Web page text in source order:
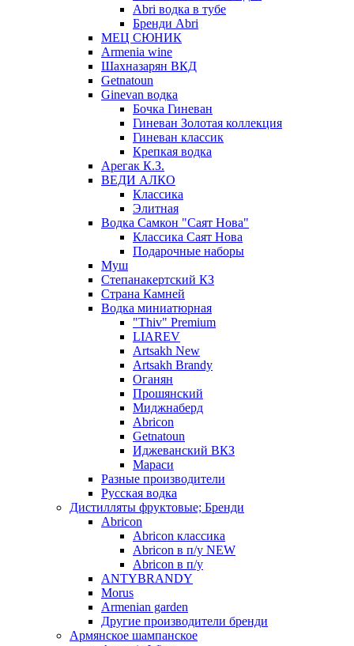
Abri водка в тубе
Бренди Abri
МЕЦ СЮНИК
Armenia wine
Шахназарян ВКД
Getnatoun
Ginevan водка
Бочка Гиневан
Гиневан Золотая коллекция
Гиневан классик
Крепкая водка
Арегак К.З.
ВЕДИ АЛКО
Классика
Элитная
Водка Самкон "Саят Нова"
Классика Саят Нова
Подарочные наборы
Муш
Степанакертский КЗ
Страна Камней
Водка миниатюрная
"Thiv" Premium
LIAREV
Artsakh New
Artsakh Brandy
Оганян
Прошянский
Миджнаберд
Abricon
Getnatoun
Иджеванский ВКЗ
Мараси
Разные производители
Русская водка
Дистилляты фруктовые; Бренди
Abricon
Abricon классика
Abricon в п/у NEW
Abricon в п/у
ANTYBRANDY
Morus
Armenian garden
Другие производители бренди
Армянское шампанское